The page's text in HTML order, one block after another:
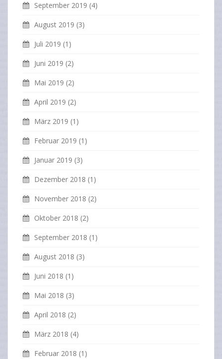
September 2019 (4)
August 2019 (3)
Juli 2019 (1)
Juni 2019 (2)
Mai 2019 (2)
April 2019 (2)
März 2019 (1)
Februar 2019 (1)
Januar 2019 (3)
Dezember 2018 (1)
November 2018 (2)
Oktober 2018 (2)
September 2018 (1)
August 2018 (3)
Juni 2018 (1)
Mai 2018 (3)
April 2018 (2)
März 2018 (4)
Februar 2018 (1)